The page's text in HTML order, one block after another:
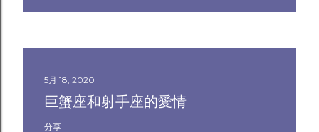
5月 18, 2020
巨蟹座和射手座的愛情
分享